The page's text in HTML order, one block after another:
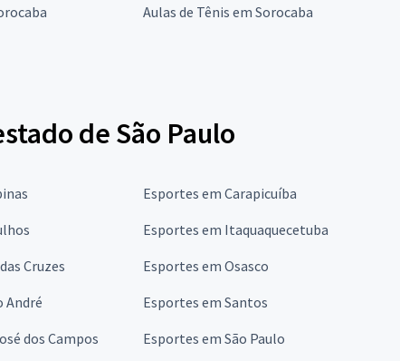
Aulas de Tênis em Sorocaba
de São Paulo
Esportes em Carapicuíba
Esportes em Itaquaquecetuba
Cruzes Esportes em Osasco
André Esportes em Santos
dos Campos Esportes em São Paulo